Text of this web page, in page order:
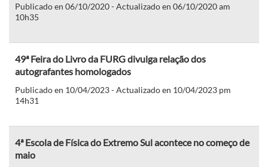
Publicado en 06/10/2020 - Actualizado en 06/10/2020 am
10h35
49ª Feira do Livro da FURG divulga relação dos
autografantes homologados
Publicado en 10/04/2023 - Actualizado en 10/04/2023 pm
14h31
4ª Escola de Física do Extremo Sul acontece no começo de
maio